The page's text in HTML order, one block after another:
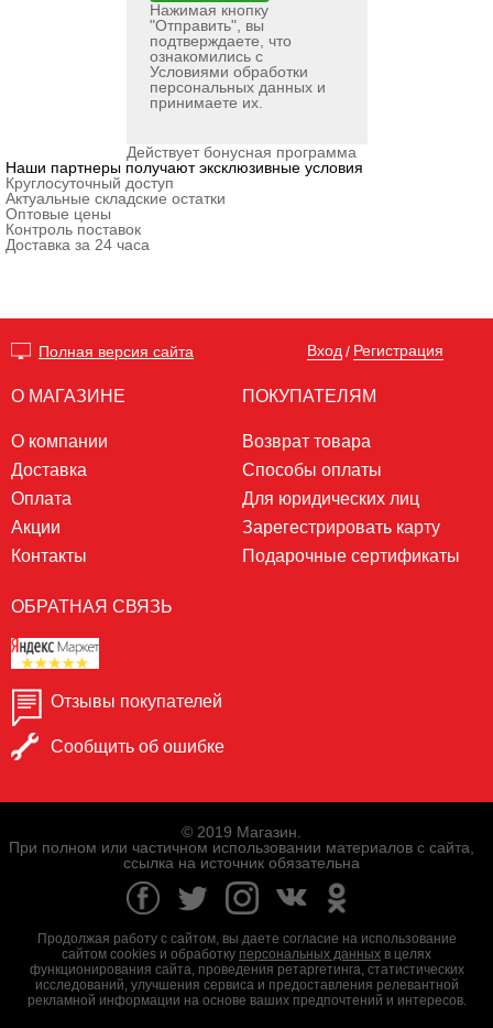
Нажимая кнопку
"Отправить", вы
подтверждаете, что
ознакомились с
Условиями обработки
персональных данныхи
принимаете их.
Действует бонусная программа
Наши партнеры получают эксклюзивные условия
Круглосуточный доступ
Актуальные складские остатки
Оптовые цены
Контроль поставок
Доставка за 24 часа
Полная версия сайта Вход / Регистрация
О МАГАЗИНЕ
О компании
Доставка
Оплата
Акции
Контакты
ПОКУПАТЕЛЯМ
Возврат товара
Способы оплаты
Для юридических лиц
Зарегестрировать карту
Подарочные сертификаты
ОБРАТНАЯ СВЯЗЬ
Отзывы покупателей
Сообщить об ошибке
© 2019 Магазин.
При полном или частичном использовании материалов с сайта,
ссылка на источник обязательна
Продолжая работу с сайтом, вы даете согласие на использование
сайтом cookies и обработку персональных данных в целях
функционирования сайта, проведения ретаргетинга, статистических
исследований, улучшения сервиса и предоставления релевантной
рекламной информации на основе ваших предпочтений и интересов.